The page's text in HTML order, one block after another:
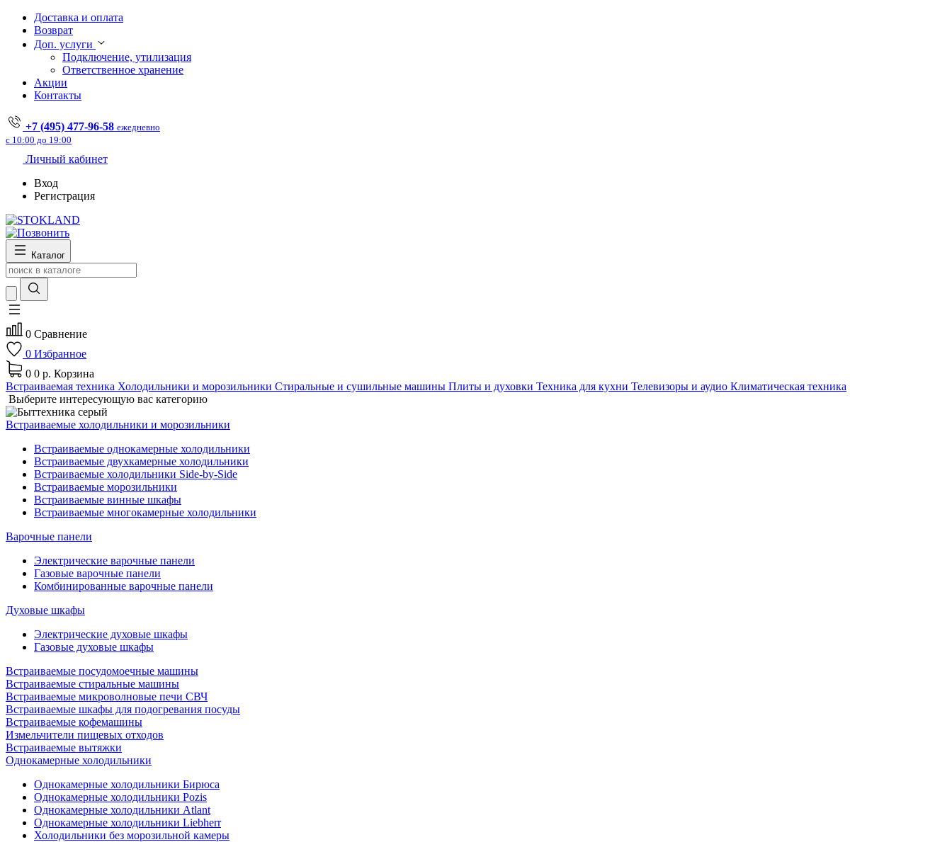
Доставка и оплата
Возврат
Доп. услуги
Подключение, утилизация
Ответственное хранение
Акции
Контакты
+7 (495) 477-96-58 ежедневно
с 10:00 до 19:00
Личный кабинет
Вход
Регистрация
Каталог
0 Сравнение
0 Избранное
0 0 р. Корзина
Встраиваемая техника Холодильники и морозильники Стиральные и сушильные машины Плиты и духовки Техника для кухни Телевизоры и аудио Климатическая техника
Выберите интересующую вас категорию
Встраиваемые холодильники и морозильники
Встраиваемые однокамерные холодильники
Встраиваемые двухкамерные холодильники
Встраиваемые холодильники Side-by-Side
Встраиваемые морозильники
Встраиваемые винные шкафы
Встраиваемые многокамерные холодильники
Варочные панели
Электрические варочные панели
Газовые варочные панели
Комбинированные варочные панели
Духовые шкафы
Электрические духовые шкафы
Газовые духовые шкафы
Встраиваемые посудомоечные машины
Встраиваемые стиральные машины
Встраиваемые микроволновые печи СВЧ
Встраиваемые шкафы для подогревания посуды
Встраиваемые кофемашины
Измельчители пищевых отходов
Встраиваемые вытяжки
Однокамерные холодильники
Однокамерные холодильники Бирюса
Однокамерные холодильники Pozis
Однокамерные холодильники Atlant
Однокамерные холодильники Liebherr
Холодильники без морозильной камеры